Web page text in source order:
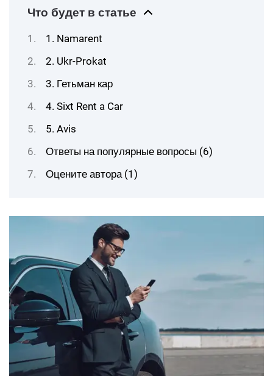
Что будет в статье
1. Namarent
2. Ukr-Prokat
3. Гетьман кар
4. Sixt Rent a Car
5. Avis
Ответы на популярные вопросы (6)
Оцените автора (1)